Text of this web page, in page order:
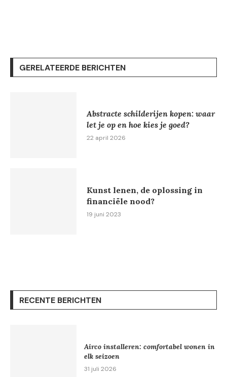
GERELATEERDE BERICHTEN
Abstracte schilderijen kopen: waar
let je op en hoe kies je goed?
22 april 2026
Kunst lenen, de oplossing in
financiële nood?
19 juni 2023
RECENTE BERICHTEN
Airco installeren: comfortabel wonen in
elk seizoen
31 juli 2026